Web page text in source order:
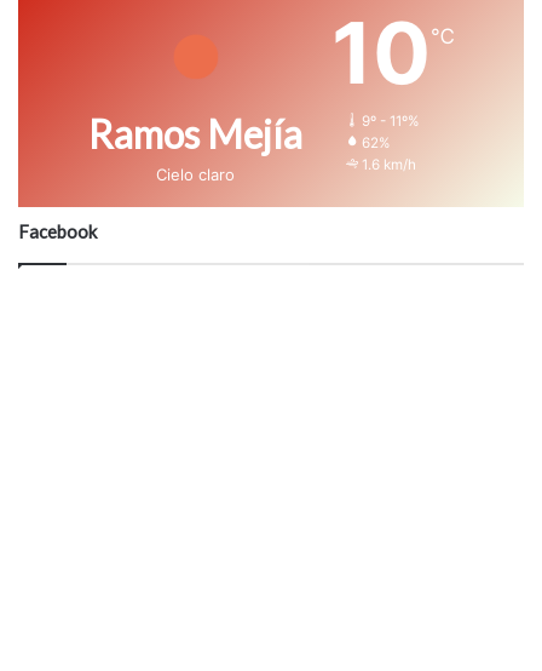
Ramos Mejía
Cielo claro
10 ℃
9º - 11º%
62%
1.6 km/h
Facebook